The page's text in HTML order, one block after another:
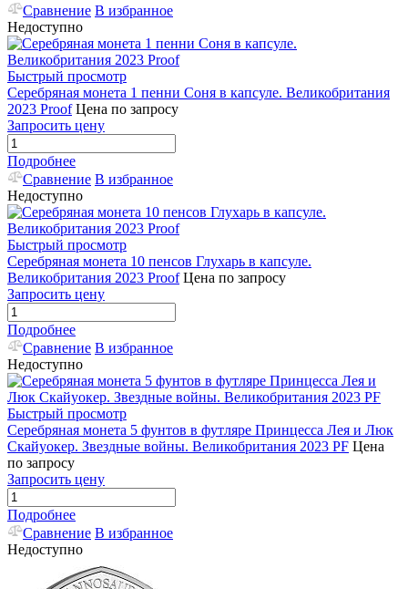
Сравнение В избранное
Недоступно
Быстрый просмотр
Серебряная монета 1 пенни Соня в капсуле. Великобритания
2023 Proof Цена по запросу
Запросить цену
Подробнее
Сравнение В избранное
Недоступно
Быстрый просмотр
Серебряная монета 10 пенсов Глухарь в капсуле.
Великобритания 2023 Proof Цена по запросу
Запросить цену
Подробнее
Сравнение В избранное
Недоступно
Быстрый просмотр
Серебряная монета 5 фунтов в футляре Принцесса Лея и Люк
Скайуокер. Звездные войны. Великобритания 2023 PF Цена
по запросу
Запросить цену
Подробнее
Сравнение В избранное
Недоступно